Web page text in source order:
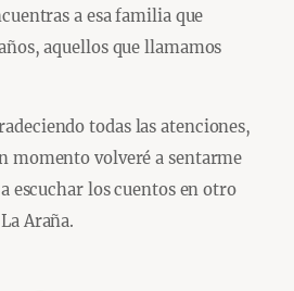
a esa familia que
aquellos que llamamos
todas las atenciones,
momento volveré a sentarme
escuchar los cuentos en otro
Araña.